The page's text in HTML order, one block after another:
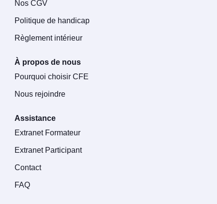
Nos CGV
Politique de handicap
Règlement intérieur
À propos de nous
Pourquoi choisir CFE
Nous rejoindre
Assistance
Extranet Formateur
Extranet Participant
Contact
FAQ